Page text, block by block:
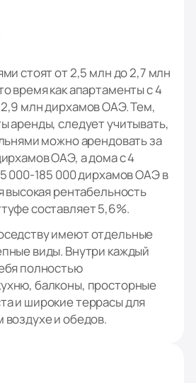
стоят от 2,5 млн до 2,7 млн
время как апартаменты с 4
млн дирхамов ОАЭ. Тем,
аренды, следует учитывать,
можно арендовать за
ОАЭ, а дома с 4
000-185 000 дирхамов ОАЭ в
высокая рентабельность
составляет 5,6%.
имеют отдельные
виды. Внутри каждый
полностью
балконы, просторные
и широкие террасы для
и обедов.